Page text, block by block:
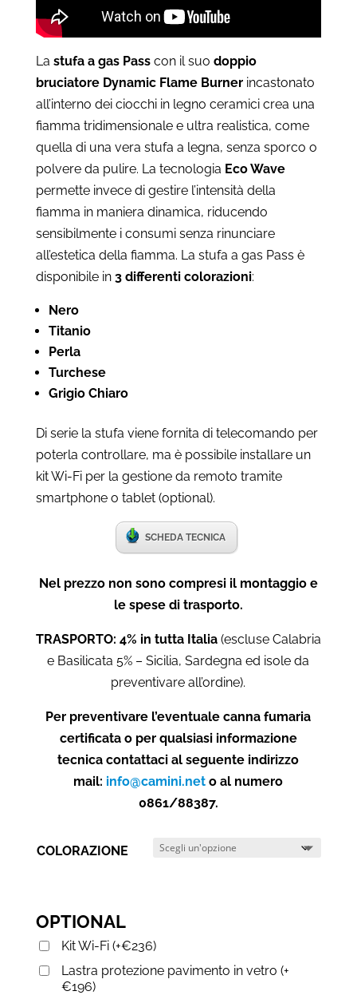
La stufa a gas Passcon il suo doppio
bruciatore Dynamic Flame Burnerincastonato
all’interno dei ciocchi in legno ceramici crea una
fiamma tridimensionale e ultra realistica, come
quella di una vera stufa a legna, senza sporco o
polvere da pulire. La tecnologia Eco Wave
permette invece di gestire l’intensità della
fiamma in maniera dinamica, riducendo
sensibilmente i consumi senza rinunciare
all’estetica della fiamma. La stufa a gas Pass è
disponibile in 3 differenti colorazioni:
Nero
Titanio
Perla
Turchese
Grigio Chiaro
Di serie la stufa viene fornita di telecomando per
poterla controllare, ma è possibile installare un
kit Wi-Fi per la gestione da remoto tramite
smartphone o tablet (optional).
SCHEDA TECNICA
Nel prezzo non sono compresi il montaggio e
le spese di trasporto.
TRASPORTO: 4% in tutta Italia (escluse Calabria
e Basilicata 5% – Sicilia, Sardegna ed isole da
preventivare all’ordine).
Per preventivare l’eventuale canna fumaria
certificata o per qualsiasi informazione
tecnica contattaci al seguente indirizzo
mail: info@camini.net o al numero
0861/88387.
COLORAZIONE
OPTIONAL
Kit Wi-Fi (+€236)
Lastra protezione pavimento in vetro (+
€196)